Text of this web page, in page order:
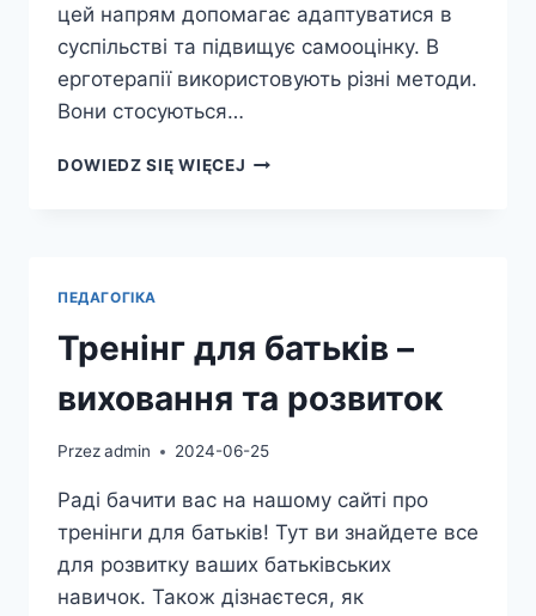
цей напрям допомагає адаптуватися в
суспільстві та підвищує самооцінку. В
ерготерапії використовують різні методи.
Вони стосуються…
DOWIEDZ SIĘ WIĘCEJ ЕРГОТЕРАПІЯ:
ПЕДАГОГІКА
Тренінг для батьків –
виховання та розвиток
Przezadmin 2024-06-25
Раді бачити вас на нашому сайті про
тренінги для батьків! Тут ви знайдете все
для розвитку ваших батьківських
навичок. Також дізнаєтеся, як